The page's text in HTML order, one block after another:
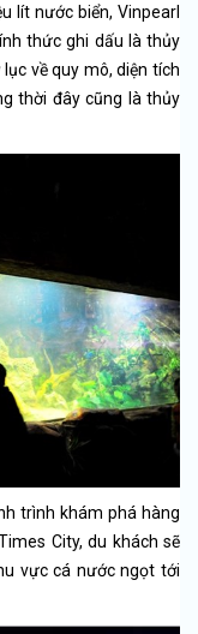
lít nước biển, Vinpearl
thức ghi dấu là thủy
về quy mô, diện tích
thời đây cũng là thủy
trình khám phá hàng
City, du khách sẽ
vực cá nước ngọt tới